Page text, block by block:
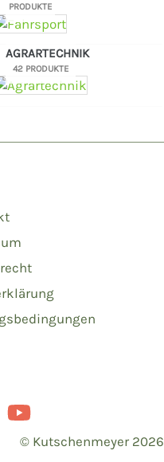
PRODUKTE
AGRARTECHNIK
42 PRODUKTE
© Kutschenmeyer 2026